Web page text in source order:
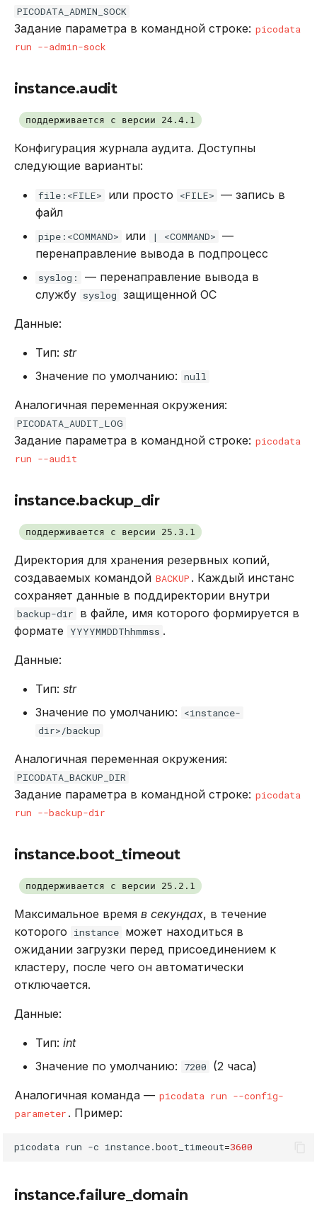
PICODATA_ADMIN_SOCK
Задание параметра в командной строке: picodata
run --admin-sock
instance.audit
поддерживается с версии 24.4.1
Конфигурация журнала аудита. Доступны
следующие варианты:
file:<FILE> или просто <FILE> — запись в
файл
pipe:<COMMAND> или | <COMMAND> —
перенаправление вывода в подпроцесс
syslog:
— перенаправление вывода в
службу syslog защищенной ОС
Данные:
Тип: str
Значение по умолчанию: null
Аналогичная переменная окружения:
PICODATA_AUDIT_LOG
Задание параметра в командной строке: picodata
run --audit
instance.backup_dir
поддерживается с версии 25.3.1
Директория для хранения резервных копий,
создаваемых командой BACKUP . Каждый инстанс
сохраняет данные в поддиректории внутри
backup-dir
в файле, имя которого формируется в
формате
YYYYMMDDThhmmss .
Данные:
Тип: str
Значение по умолчанию:
<instance-
dir>/backup
Аналогичная переменная окружения:
PICODATA_BACKUP_DIR
Задание параметра в командной строке: picodata
run --backup-dir
instance.boot_timeout
поддерживается с версии 25.2.1
Максимальное время в секундах, в течение
которого
instance может находиться в
ожидании загрузки перед присоединением к
кластеру, после чего он автоматически
отключается.
Данные:
Тип: int
Значение по умолчанию:
7200 (2 часа)
Аналогичная команда — picodata run --config-
parameter . Пример:
picodata run -c instance.boot_timeout=3600
instance.failure_domain